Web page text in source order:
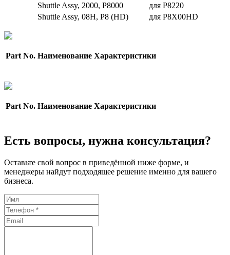
Shuttle Assy, 2000, P8000
для P8220
Shuttle Assy, 08H, P8 (HD)
для P8X00HD
Part No. Наименование Характеристики
Part No. Наименование Характеристики
Есть вопросы, нужна консультация?
Оставьте свой вопрос в приведённой ниже форме, и
менеджеры найдут подходящее решение именно для вашего
бизнеса.